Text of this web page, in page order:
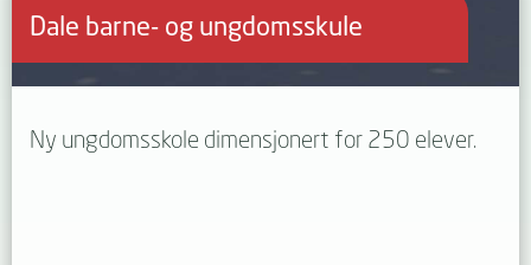
Dale barne- og ungdomsskule
Ny ungdomsskole dimensjonert for 250 elever.